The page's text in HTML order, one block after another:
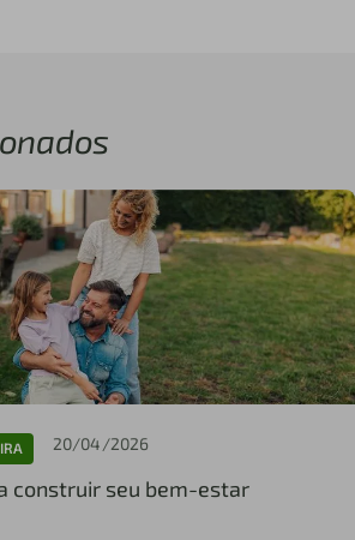
20/04/2026
construir seu bem-estar